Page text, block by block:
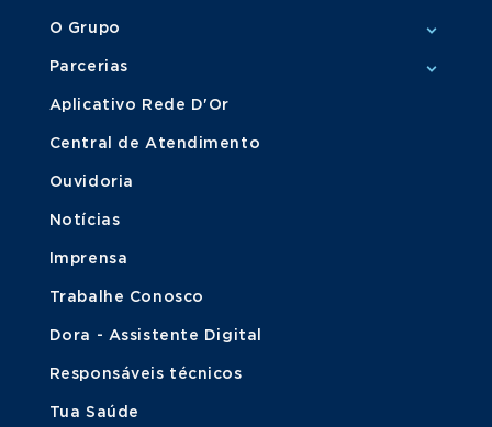
O Grupo
Parcerias
Aplicativo Rede D'Or
Central de Atendimento
Ouvidoria
Notícias
Imprensa
Trabalhe Conosco
Dora - Assistente Digital
Responsáveis técnicos
Tua Saúde